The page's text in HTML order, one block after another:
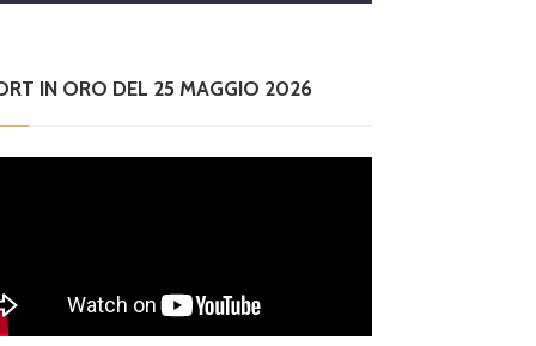
IN ORO DEL 25 MAGGIO 2026